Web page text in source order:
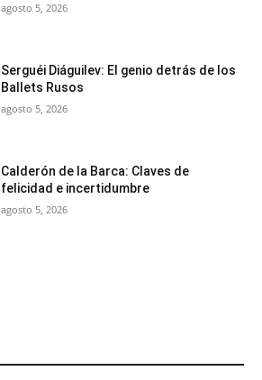
agosto 5, 2026
Serguéi Diáguilev: El genio detrás de los
Ballets Rusos
agosto 5, 2026
Calderón de la Barca: Claves de
felicidad e incertidumbre
agosto 5, 2026